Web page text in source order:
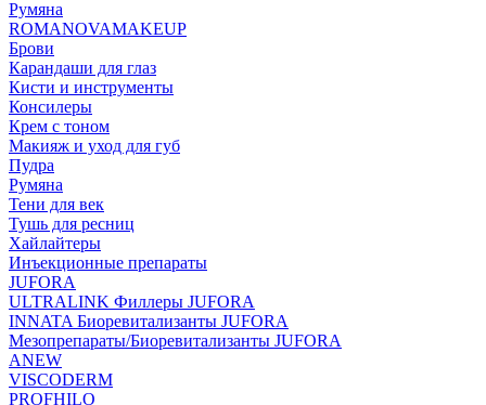
Румяна
ROMANOVAMAKEUP
Брови
Карандаши для глаз
Кисти и инструменты
Консилеры
Крем с тоном
Макияж и уход для губ
Пудра
Румяна
Тени для век
Тушь для ресниц
Хайлайтеры
Инъекционные препараты
JUFORA
ULTRALINK Филлеры JUFORA
INNATA Биоревитализанты JUFORA
Мезопрепараты/Биоревитализанты JUFORA
ANEW
VISCODERM
PROFHILO